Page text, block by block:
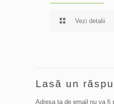
Vezi detalii
Lasă un
Adresa ta de email nu va fi